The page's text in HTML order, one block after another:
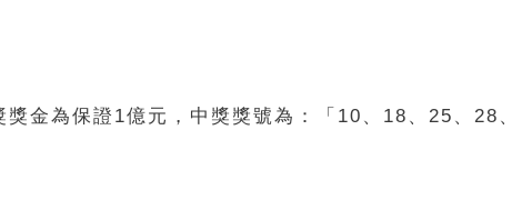
金為保證1億元，中獎獎號為：「10、18、25、28、